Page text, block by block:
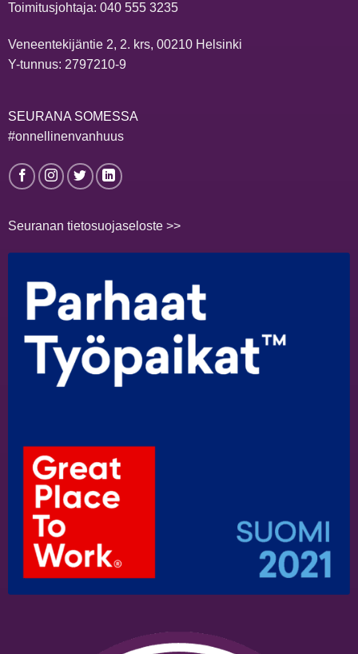
Toimitusjohtaja: 040 555 3235
Veneentekijäntie 2, 2. krs, 00210 Helsinki
Y-tunnus: 2797210-9
SEURANA SOMESSA
#onnellinenvanhuus
Seuranan tietosuojaseloste >>